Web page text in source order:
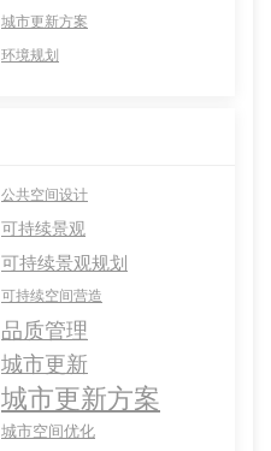
城市更新方案
环境规划
公共空间设计
可持续景观
可持续景观规划
可持续空间营造
品质管理
城市更新
城市更新方案
城市空间优化